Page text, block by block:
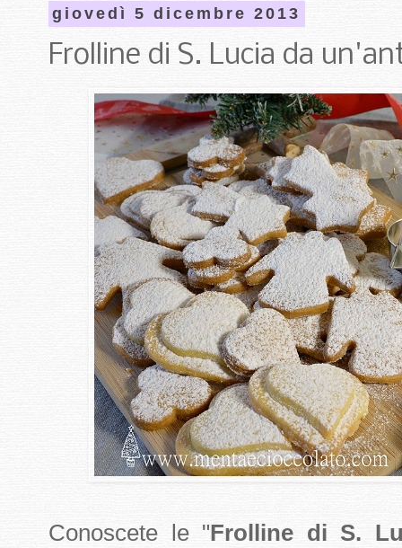
giovedì 5 dicembre 2013
Frolline di S. Lucia da
Conoscete le "Frolline di S.